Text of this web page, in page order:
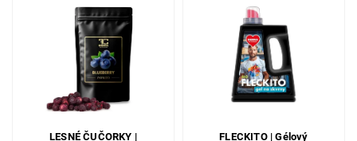
LESNÉ ČUČORKY |
FLECKITO | Gélový